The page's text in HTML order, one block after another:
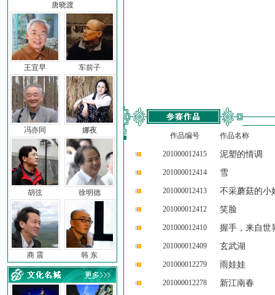
唐晓渡
王宜早 车前子
冯亦同 娜夜
胡弦 徐明德
商 震 韩 东
作品编号 作品名称
201000012415 泥塑的情调
201000012414 雪
201000012413 不采蘑菇的小
201000012412 笑脸
201000012410 握手，来自世
201000012409 玄武湖
201000012279 雨娃娃
201000012278 新江南春